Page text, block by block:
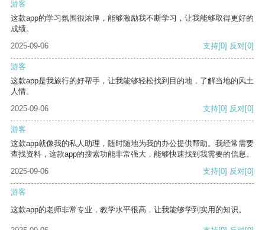
游客
这款app的学习氛围很浓厚，能够激励我不断学习，让我能够取得更好的
成绩。
2025-09-06
支持[0] 反对[0]
游客
这款app是我旅行的好帮手，让我能够轻松找到目的地，了解当地的风土
人情。
2025-09-06
支持[0] 反对[0]
游客
这款app就像我的私人助理，随时随地为我的办公提供帮助。我经常需要
查找资料，这款app的搜索功能非常强大，能够快速找到我需要的信息。
2025-09-06
支持[0] 反对[0]
游客
这款app的老师非常专业，教学水平很高，让我能够学到实用的知识。